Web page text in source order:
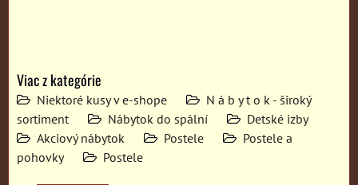
Viac z kategórie
Niektoré kusy v e-shope
N á b y t o k - široký
sortiment
Nábytok do spální
Detské izby
Akciový nábytok
Postele
Postele a
pohovky
Postele